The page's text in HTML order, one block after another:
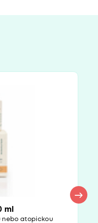
ml
nebo atopickou